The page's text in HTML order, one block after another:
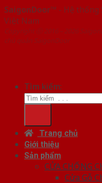
SaigonDoor™ - Hệ thống
Việt Nam
Copyright ⓒ 2016 – 2026
chủ quản SaigonDoor
Tìm kiếm:
Trang chủ
Giới thiệu
Sản phẩm
CỬA CHỐNG
Cửa Gỗ